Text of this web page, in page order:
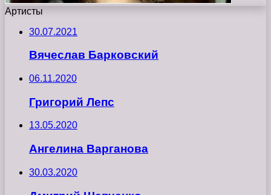
Артисты
30.07.2021
Вячеслав Барковский
06.11.2020
Григорий Лепс
13.05.2020
Ангелина Варганова
30.03.2020